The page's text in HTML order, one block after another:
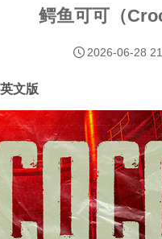
鳄鱼可可（
2026-06-28
文版